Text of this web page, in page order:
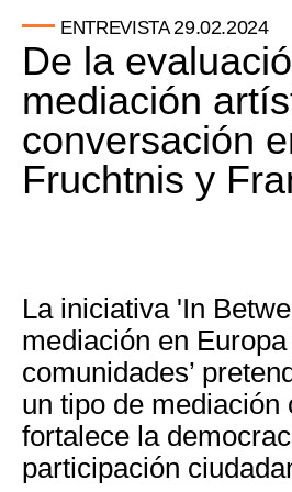
ENTREVISTA29.02.2024
De la
mediación
conversación
Fruchtnis y
La iniciativa 'In
mediación en
comunidades’
un tipo de mediación
fortalece la
participación